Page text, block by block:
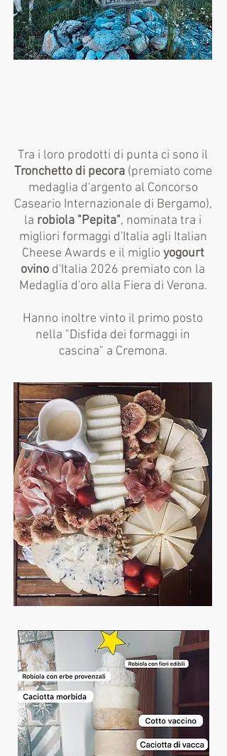
Tra i loro prodotti di punta ci sono il
Tronchetto di pecora (premiato come
medaglia d'argento al Concorso
Caseario Internazionale di Bergamo),
la robiola "Pepita", nominata tra i
migliori formaggi d'Italia agli Italian
Cheese Awards e il miglio yogourt
ovino d'Italia 2026 premiato con la
Medaglia d'oro alla Fiera di Verona.
Hanno inoltre vinto il primo posto
nella "Disfida dei formaggi in
cascina" a Cremona.